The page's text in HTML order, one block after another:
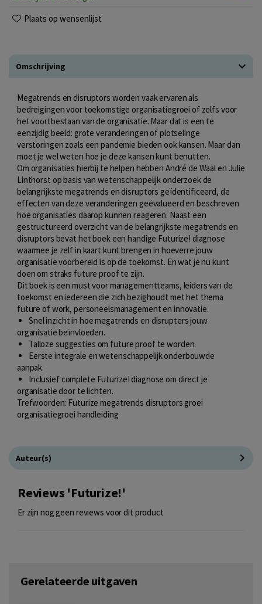
Plaats op wensenlijst
Omschrijving
Megatrends en disruptors worden vaak ervaren als
bedreigingen voor toekomstige organisatiegroei of zelfs voor
het voortbestaan van de organisatie. Maar dat is een te
eenzijdig beeld: grote veranderingen of plotselinge
verstoringen zoals een pandemie bieden ook kansen. Maar dan
moet je wel weten hoe je deze kansen kunt benutten.
Om organisaties hierbij te helpen hebben André de Waal en Julie
Linthorst op basis van wetenschappelijk onderzoek de
belangrijkste megatrends en disruptors geïdentificeerd, de
effecten van deze veranderingen geëvalueerd en beschreven
hoe organisaties daarop kunnen reageren. Naast een
gestructureerd overzicht van de belangrijkste megatrends en
disruptors bevat het boek een handige Futurize! diagnose
waarmee je zelf in kaart kunt brengen in hoeverre jouw
organisatie voorbereid is op de toekomst. En wat je nu kunt
doen om straks future proof te zijn.
Dit boek is een must voor managementteams, leiders van de
toekomst en iedereen die zich bezighoudt met het thema
future of work, personeelsmanagement en innovatie.
Snel inzicht in hoe megatrends en disrupters jouw
organisatie beïnvloeden.
Talloze suggesties om future proof te worden.
Eerste integrale en wetenschappelijk onderbouwde
aanpak.
Inclusief complete Futurize! diagnose om direct je
organisatie door te lichten.
Trefwoorden: Futurize megatrends disruptors groei
organisatiegroei handleiding
Auteur(s)
Reviews 'Futurize!'
Er zijn nog geen reviews voor dit product
Gerelateerde uitgaven